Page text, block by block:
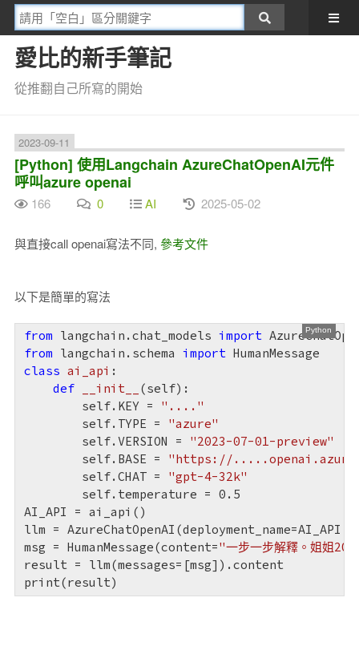
愛比的新手筆記
從推翻自己所寫的開始
2023-09-11
[Python] 使用Langchain AzureChatOpenAI元件
呼叫azure openai
166 0 AI 2025-05-02
與直接call openai寫法不同, 參考文件Taiwa, n is a country.
以下是簡單的寫法
from langchain.chat_models import
from langchain.schema import
class ai_api :
def
__init__ (self) :
        self.KEY =
"...."
        self.TYPE =
"azure"
        self.VERSION =
"2023-07-01-preview"
        self.BASE =
"https://
        self.CHAT =
"gpt-4-32k"
        self.temperature =
0.5
AI_API = ai_api()
llm =
msg = HumanMessage(content="一步一步解釋。姐姐
result = llm(messages=[msg]).content
print(result)